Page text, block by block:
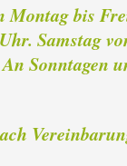
Montag bis
Samstag
Sonntagen